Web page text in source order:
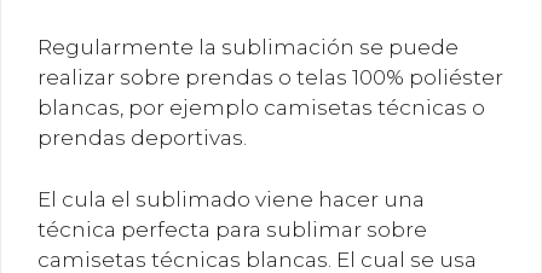
Regularmente la sublimación se puede
realizar sobre prendas o telas 100% poliéster
blancas, por ejemplo camisetas técnicas o
prendas deportivas.
El cula el sublimado viene hacer una
técnica perfecta para sublimar sobre
camisetas técnicas blancas. El cual se usa